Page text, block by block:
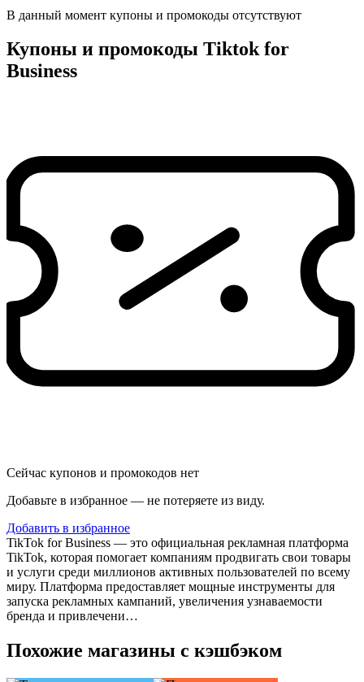
В данный момент купоны и промокоды отсутствуют
Купоны и промокоды Tiktok for
Business
Сейчас купонов и промокодов нет
Добавьте в избранное — не потеряете из виду.
Добавить в избранное
TikTok for Business — это официальная рекламная платформа
TikTok, которая помогает компаниям продвигать свои товары
и услуги среди миллионов активных пользователей по всему
миру. Платформа предоставляет мощные инструменты для
запуска рекламных кампаний, увеличения узнаваемости
бренда и привлечени…
Похожие магазины с кэшбэком